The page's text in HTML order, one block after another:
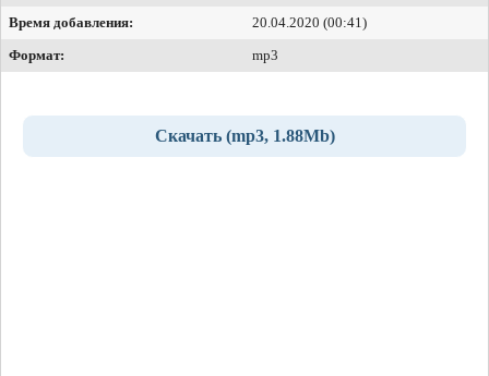
Время добавления:
20.04.2020 (00:41)
Формат:
mp3
Скачать (mp3, 1.88Mb)